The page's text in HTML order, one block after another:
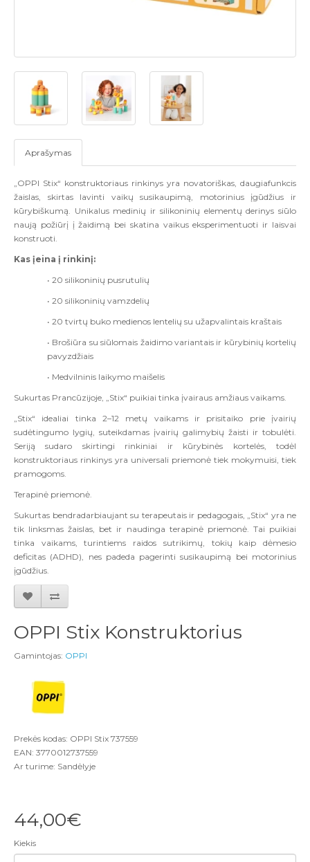
Aprašymas
„OPPI Stix“ konstruktoriaus rinkinys yra novatoriškas, daugiafunkcis
žaislas, skirtas lavinti vaikų susikaupimą, motorinius įgūdžius ir
kūrybiškumą. Unikalus medinių ir silikoninių elementų derinys siūlo
naują požiūrį į žaidimą bei skatina vaikus eksperimentuoti ir laisvai
konstruoti.
Kas įeina į rinkinį:
• 20 silikoninių pusrutulių
• 20 silikoninių vamzdelių
• 20 tvirtų buko medienos lentelių su užapvalintais kraštais
• Brošiūra su siūlomais žaidimo variantais ir kūrybinių kortelių
pavyzdžiais
• Medvilninis laikymo maišelis
Sukurtas Prancūzijoje, „Stix“ puikiai tinka įvairaus amžiaus vaikams.
„Stix“ idealiai tinka 2–12 metų vaikams ir prisitaiko prie įvairių
sudėtingumo lygių, suteikdamas įvairių galimybių žaisti ir tobulėti.
Seriją sudaro skirtingi rinkiniai ir kūrybinės kortelės, todėl
konstruktoriaus rinkinys yra universali priemonė tiek mokymuisi, tiek
pramogoms.
Terapinė priemonė.
Sukurtas bendradarbiaujant su terapeutais ir pedagogais, „Stix“ yra ne
tik linksmas žaislas, bet ir naudinga terapinė priemonė. Tai puikiai
tinka vaikams, turintiems raidos sutrikimų, tokių kaip dėmesio
deficitas (ADHD), nes padeda pagerinti susikaupimą bei motorinius
įgūdžius.
OPPI Stix Konstruktorius
Gamintojas: OPPI
Prekės kodas: OPPI Stix 737559
EAN: 3770012737559
Ar turime: Sandėlyje
44,00€
Kiekis